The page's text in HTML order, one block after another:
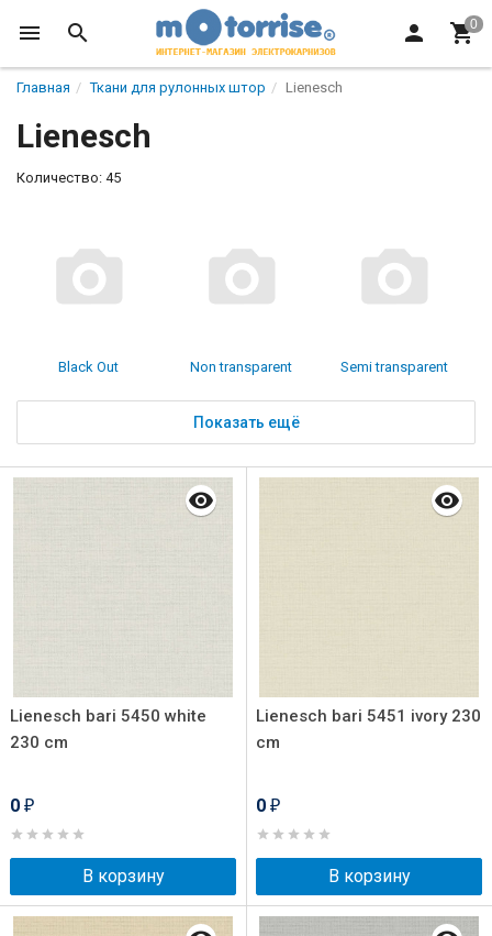
Главная Ткани для рулонных штор Lienesch
Lienesch
Количество: 45
Black Out Non transparent Semi transparent
Показать ещё
Lienesch bari 5450 white
230 cm
0 ₽
В корзину
Lienesch bari 5451 ivory 230
cm
0 ₽
В корзину